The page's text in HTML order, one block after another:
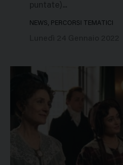
puntate)...
NEWS, PERCORSI TEMATICI